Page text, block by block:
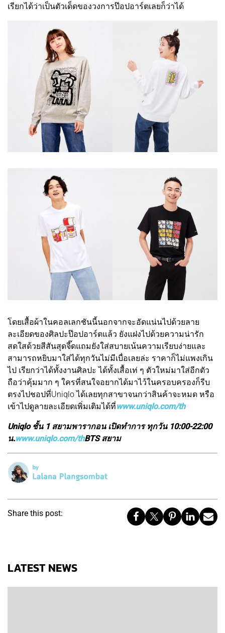
เรียกได้ว่าเป็นตัวเด็ดของวงการป๊อปอาร์ตเลยก็ว่าได้
โดยเสื้อผ้าในคอลเลกชันนี้นอกจากจะอัดแน่นไปด้วยลาย
ละเอียดของศิลปะป๊อปอาร์ตแล้ว ยังแฝงไปด้วยความน่ารัก
สดใสด้วยสีสันสุดจี๊ดแถมยังใส่สบายเน้นความเรียบง่ายและ
สามารถหยิบมาใส่ได้ทุกวันไม่มีเบื่อเลยล่ะ ราคาก็ไม่แพงเกิน
ไป เรียกว่าได้ทั้งงานศิลปะ ได้ทั้งเสื้อเท่ ๆ ตัวใหม่มาใส่อีกตัว
ถือว่าคุ้มมาก ๆ ใครที่สนใจอยากได้มาไว้ในครอบครองก็รีบ
ตรงไปชอปที่Uniqlo ได้เลยทุกสาขาจนกว่าสินค้าจะหมด หรือ
เข้าไปดูลายละเอียดเพิ่มเติมได้ที่www.uniqlo.com/th
Uniqlo ชั้น 1 สยามพารากอน เปิดทำการ ทุกวัน 10:00-22:00
น.www.uniqlo.com/thBTS สยาม
Share this post:
LATEST NEWS